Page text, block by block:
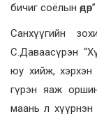
бичиг соёлын
Санхүүгийн
С.Даваасүрэн
юу хийж, хэрхэн
гүрэн яаж
маань л хүүрнэн